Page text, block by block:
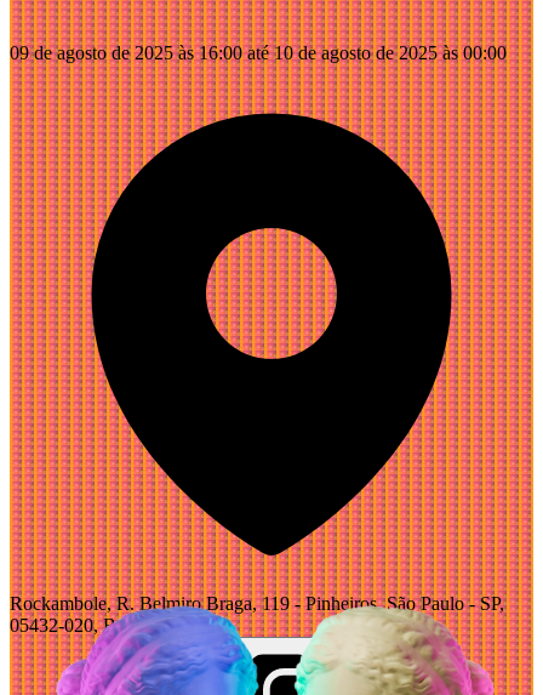
09 de agosto de 2025 às 16:00 até 10 de agosto de 2025 às 00:00
Rockambole, R. Belmiro Braga, 119 - Pinheiros, São Paulo - SP,
05432-020, Brazil